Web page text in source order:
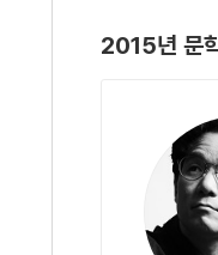
2015년 문